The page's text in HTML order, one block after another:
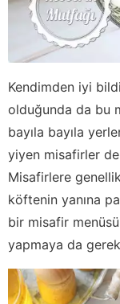
Kendimden iyi
olduğunda da bu
bayıla bayıla
yiyen misafirler
Misafirlere
köftenin yanına
bir misafir
yapmaya da